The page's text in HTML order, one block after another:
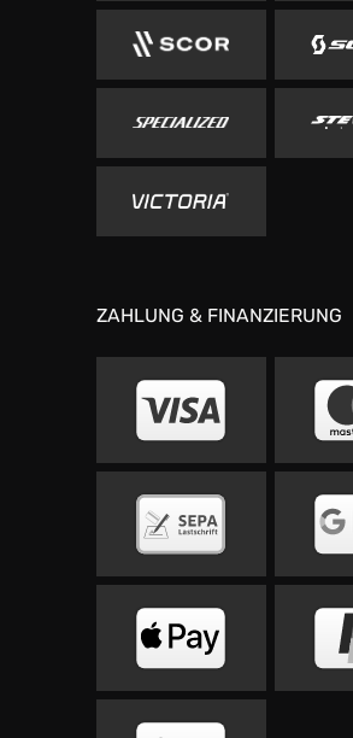
ZAHLUNG & FINANZIERUNG